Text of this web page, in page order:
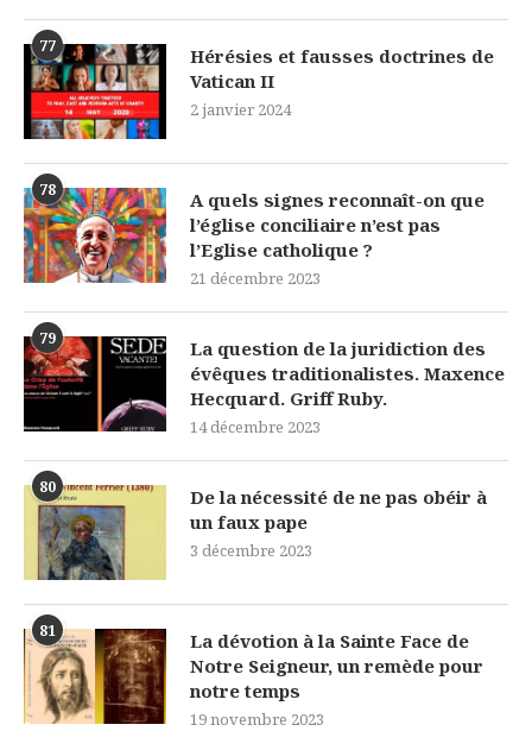
77
Hérésies et fausses doctrines de
Vatican II
2 janvier 2024
78
A quels signes reconnaît-on que
l’église conciliaire n’est pas
l’Eglise catholique ?
21 décembre 2023
79
La question de la juridiction des
évêques traditionalistes. Maxence
Hecquard. Griff Ruby.
14 décembre 2023
80
De la nécessité de ne pas obéir à
un faux pape
3 décembre 2023
81
La dévotion à la Sainte Face de
Notre Seigneur, un remède pour
notre temps
19 novembre 2023